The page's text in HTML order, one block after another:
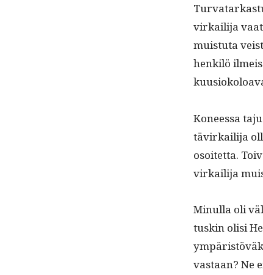
virkail­i­ja
muis­tu­ta
henkilö
Koneessa
tävirkail­i­ja
osoitet­ta.
virkail­i­ja
Min­ul­la oli
tuskin olisi
vas­taan? Ne